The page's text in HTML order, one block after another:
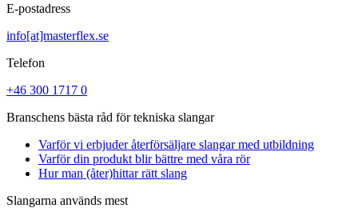
E-postadress
info[at]masterflex.se
Telefon
+46 300 1717 0
Branschens bästa råd för tekniska slangar
Varför vi erbjuder återförsäljare slangar med utbildning
Varför din produkt blir bättre med våra rör
Hur man (åter)hittar rätt slang
Slangarna används mest